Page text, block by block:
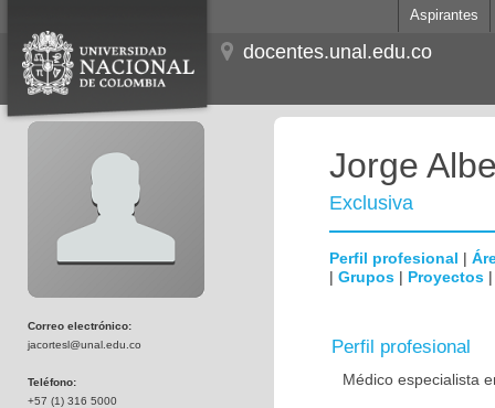
Aspirantes
docentes.unal.edu.co
Correo electrónico:
jacortesl@unal.edu.co
Teléfono:
+57 (1) 316 5000
Jorge
Exclusiva
Perfil profesional |
| Grupos | Proyectos
Perfil profesional
Médico especialista